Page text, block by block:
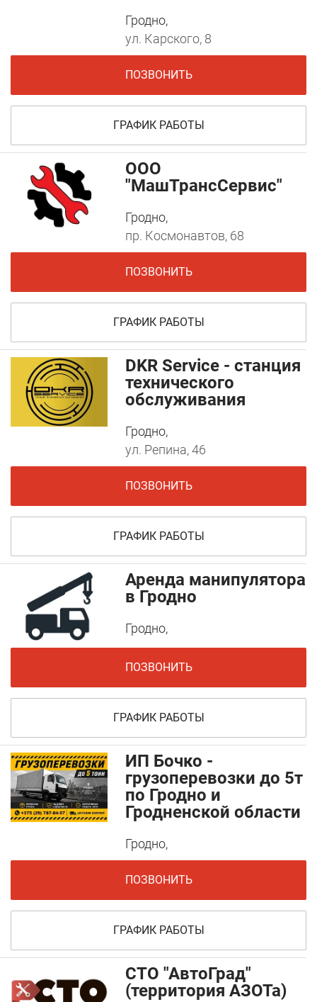
Гродно,
ул. Карского, 8
ПОЗВОНИТЬ
ГРАФИК РАБОТЫ
ООО
"МашТрансСервис"
Гродно,
пр. Космонавтов, 68
ПОЗВОНИТЬ
ГРАФИК РАБОТЫ
DKR Service - станция
технического
обслуживания
Гродно,
ул. Репина, 46
ПОЗВОНИТЬ
ГРАФИК РАБОТЫ
Аренда манипулятора
в Гродно
Гродно,
ПОЗВОНИТЬ
ГРАФИК РАБОТЫ
ИП Бочко -
грузоперевозки до 5т
по Гродно и
Гродненской области
Гродно,
ПОЗВОНИТЬ
ГРАФИК РАБОТЫ
СТО "АвтоГрад"
(территория АЗОТа)